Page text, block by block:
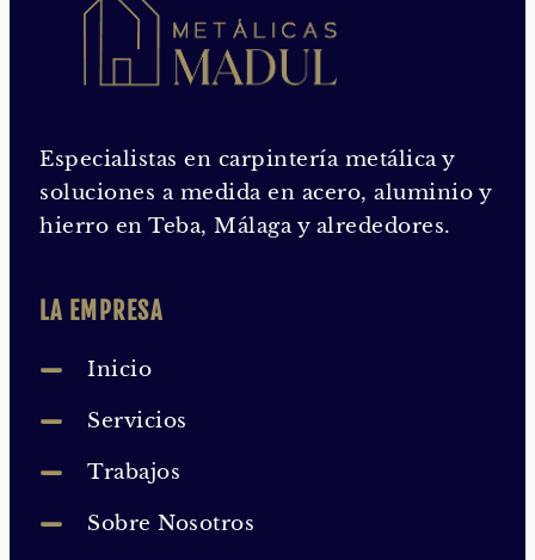
Especialistas en carpintería metálica y
soluciones a medida en acero, aluminio y
hierro en Teba, Málaga y alrededores.
LA EMPRESA
Inicio
Servicios
Trabajos
Sobre Nosotros